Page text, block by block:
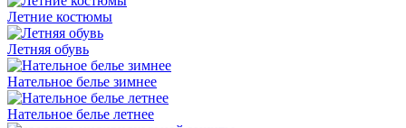
Летние костюмы
Летняя обувь
Нательное белье зимнее
Нательное белье летнее